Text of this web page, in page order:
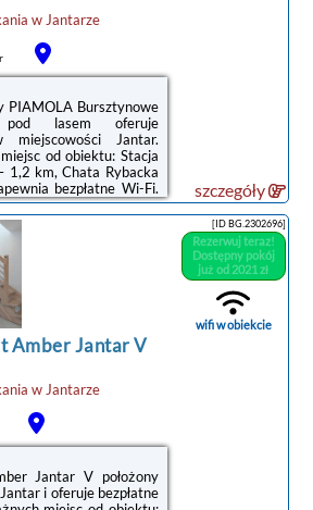
w Jantarze
PIAMOLA Bursztynowe
lasem oferuje
miejscowości Jantar.
od obiektu: Stacja
1,2 km, Chata Rybacka
bezpłatne Wi-Fi.
dostępny jest też
opcja
i wyposażona jest
ekranem oraz pralkę.
znajduje się aneks
wyposażeniem, w tym
część wypoczynkowa z
prywatna łazienka z
...
szczegóły
Amber Jantar V
w Jantarze
Jantar V położony
i oferuje bezpłatne
[ID BG.2302696]
Rezerwuj teraz!
Dostępny pokój
już od 2021 zł
wifi w obiekcie